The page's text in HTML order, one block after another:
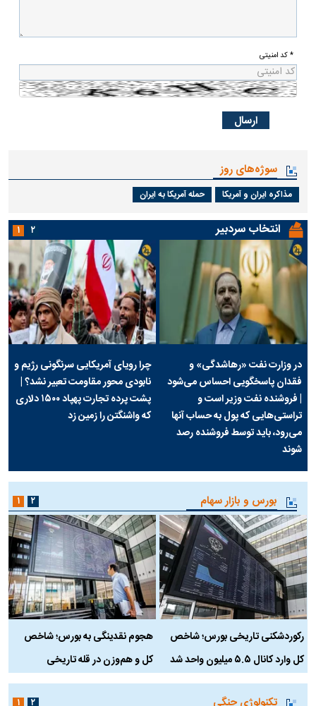
* کد امنیتی
سوژه‌های روز
مذاکره ایران و آمریکا حمله آمریکا به ایران
انتخاب سردبیر
در وزارت نفت «رهاشدگی» و
فقدان پاسخگویی احساس می‌شود
| فروشنده نفت وزیر است و
تراستی‌هایی که پول به حساب آنها
می‌رود، باید توسط فروشنده رصد
شوند
چرا رویای آمریکایی سرنگونی رژیم و
نابودی محور مقاومت تعبیر نشد؟ |
پشت پرده تجارت پهپاد‌ ۱۵۰۰ دلاری
که واشنگتن را زمین زد
۱ ۲
بورس و بازار سهام
رکوردشکنی تاریخی بورس؛ شاخص
کل وارد کانال ۵.۵ میلیون واحد شد
هجوم نقدینگی به بورس؛ شاخص
کل و هم‌وزن در قله تاریخی
۱ ۲